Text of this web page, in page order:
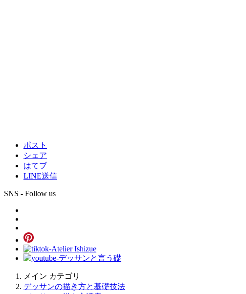
ポスト
シェア
はてブ
LINE送信
SNS - Follow us
メイン カテゴリ
デッサンの描き方と基礎技法